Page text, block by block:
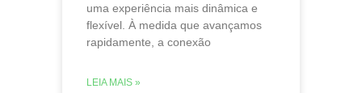
uma experiência mais dinâmica e
flexível. À medida que avançamos
rapidamente, a conexão
LEIA MAIS »